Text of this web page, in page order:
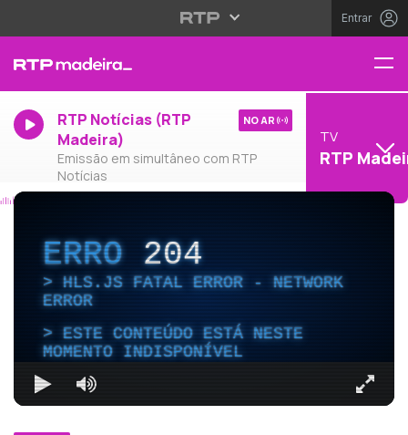
Entrar
RTP Notícias (RTP
Madeira)
Emissão em simultâneo com RTP
Notícias
NO AR
TV
RTP
ERRO204
HLS.JS FATAL ERROR - NETWORK
ERROR
ESTE CONTEÚDO ESTÁ NESTE
MOMENTO INDISPONÍVEL